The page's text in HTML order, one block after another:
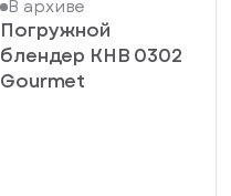
В архиве
Погружной
блендер KHB 0302
Gourmet